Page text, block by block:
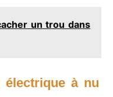
un trou dans
à nu